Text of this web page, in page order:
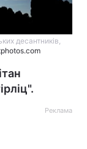
десантників,
Реклама